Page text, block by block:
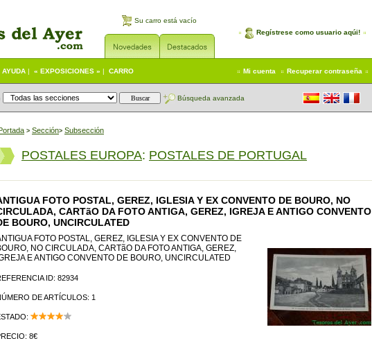
Su carro está vacío
Regístrese como usuario aqúi!
AYUDA | « EXPOSICIONES » | CARRO Mi cuenta Recuperar contraseña
Búsqueda avanzada
> Sección> Subsección
POSTALES EUROPA: POSTALES DE PORTUGAL
FOTO POSTAL, GEREZ, IGLESIA Y EX CONVENTO DE BOURO, NO
CARTãO DA FOTO ANTIGA, GEREZ, IGREJA E ANTIGO CONVENTO
BOURO, UNCIRCULATED
FOTO POSTAL, GEREZ, IGLESIA Y EX CONVENTO DE
NO CIRCULADA, CARTãO DA FOTO ANTIGA, GEREZ,
E ANTIGO CONVENTO DE BOURO, UNCIRCULATED
ID: 82934
DE ARTÍCULOS: 1
8€